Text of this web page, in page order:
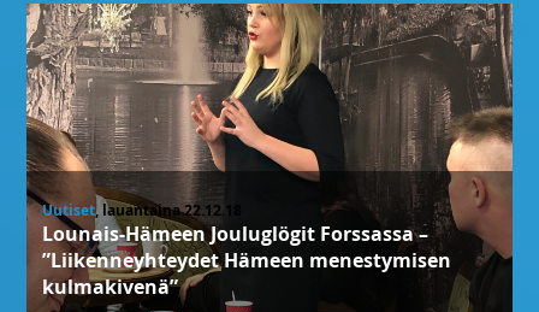
Uutiset, lauantaina 22.12.18
Lounais-Hämeen Jouluglögit Forssassa –
”Liikenneyhteydet Hämeen menestymisen
kulmakivenä”